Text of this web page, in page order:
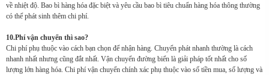
về nhiệt độ. Bao bì hàng hóa đặc biệt và yêu cầu bao bì tiêu chuẩn hàng hóa thông thường
có thể phát sinh thêm chi phí.
10.Phí vận chuyển thì sao?
Chi phí phụ thuộc vào cách bạn chọn để nhận hàng. Chuyển phát nhanh thường là cách
nhanh nhất nhưng cũng đắt nhất. Vận chuyển đường biển là giải pháp tốt nhất cho số
lượng lớn hàng hóa. Chi phí vận chuyển chính xác phụ thuộc vào số tiền mua, số lượng và